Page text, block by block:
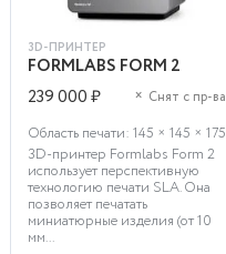
3D-ПРИНТЕР
FORMLABS FORM 2
239 000 ₽
× Снят с пр-ва
Область печати: 145 × 145 × 175
3D-принтер Formlabs Form 2
использует перспективную
технологию печати SLA. Она
позволяет печатать
миниатюрные изделия (от 10
мм...